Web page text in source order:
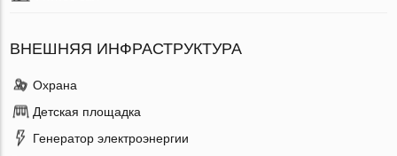
ВНЕШНЯЯ ИНФРАСТРУКТУРА
Охрана
Детская площадка
Генератор электроэнергии